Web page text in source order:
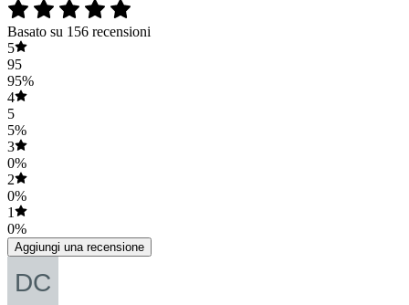
Basato su 156 recensioni
5
95
95%
4
5
5%
3
0%
2
0%
1
0%
Aggiungi una recensione